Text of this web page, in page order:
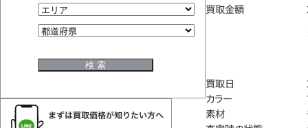
買取金額
買取日
カラー
素材